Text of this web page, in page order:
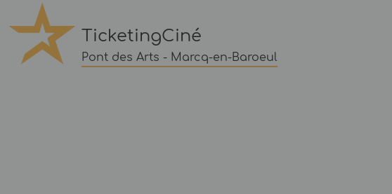
TicketingCiné
Pont des Arts - Marcq-en-Baroeul